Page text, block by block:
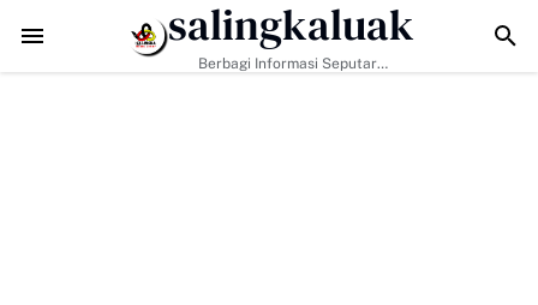
Era Digital, Arisal Aziz Ajak Masyarakat Perkuat Nilai
salingkaluak
Berbagi Informasi Seputar